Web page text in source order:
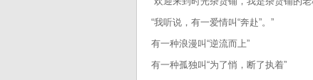
“我听说，有一爱情叫“奔赴”。”
有一种浪漫叫“逆流而上”
有一种孤独叫“为了悄，断了执着”